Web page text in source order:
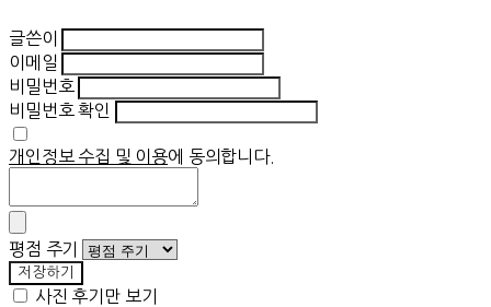
글쓴이
이메일
비밀번호
비밀번호 확인
개인정보 수집 및 이용에 동의합니다.
평점 주기
저장하기
사진 후기만 보기